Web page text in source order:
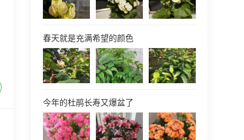
春天就是充满希望的颜色
今年的杜鹃长寿又爆盆了